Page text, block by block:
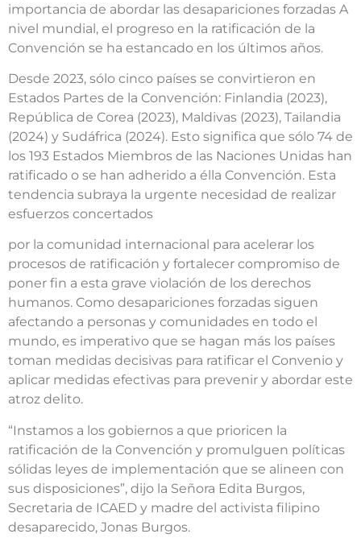
importancia de abordar las desapariciones forzadas A
nivel mundial, el progreso en la ratificación de la
Convención se ha estancado en los últimos años.
Desde 2023, sólo cinco países se convirtieron en
Estados Partes de la Convención: Finlandia (2023),
República de Corea (2023), Maldivas (2023), Tailandia
(2024) y Sudáfrica (2024). Esto significa que sólo 74 de
los 193 Estados Miembros de las Naciones Unidas han
ratificado o se han adherido a élla Convención. Esta
tendencia subraya la urgente necesidad de realizar
esfuerzos concertados
por la comunidad internacional para acelerar los
procesos de ratificación y fortalecer compromiso de
poner fin a esta grave violación de los derechos
humanos. Como desapariciones forzadas siguen
afectando a personas y comunidades en todo el
mundo, es imperativo que se hagan más los países
toman medidas decisivas para ratificar el Convenio y
aplicar medidas efectivas para prevenir y abordar este
atroz delito.
“Instamos a los gobiernos a que prioricen la
ratificación de la Convención y promulguen políticas
sólidas leyes de implementación que se alineen con
sus disposiciones”, dijo la Señora Edita Burgos,
Secretaria de ICAED y madre del activista filipino
desaparecido, Jonas Burgos.